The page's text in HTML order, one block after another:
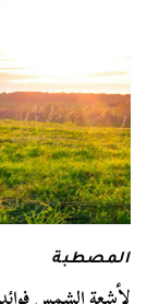
المصطبة